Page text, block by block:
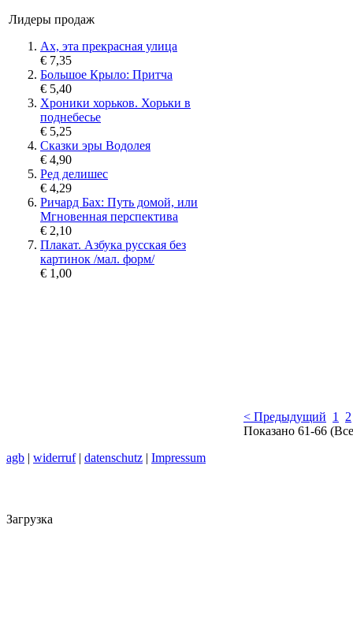
Лидеры продаж
Ах, эта прекрасная улица
€ 7,35
Большое Крыло: Притча
€ 5,40
Хроники хорьков. Хорьки в
поднебесье
€ 5,25
Сказки эры Водолея
€ 4,90
Ред делишес
€ 4,29
Ричард Бах: Путь домой, или
Мгновенная перспектива
€ 2,10
Плакат. Азбука русская без
картинок /мал. форм/
€ 1,00
< Предыдущий 1
2
Показано 61-66
agb | widerruf| datenschutz | Impressum
Загрузка